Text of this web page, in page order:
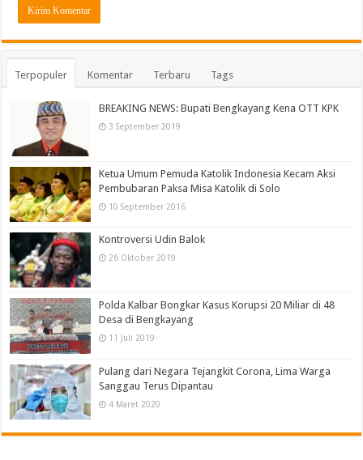
Terpopuler Komentar Terbaru Tags
BREAKING NEWS: Bupati Bengkayang Kena OTT KPK
3 September 2019
Ketua Umum Pemuda Katolik Indonesia Kecam Aksi
Pembubaran Paksa Misa Katolik di Solo
10 September 2016
Kontroversi Udin Balok
26 Oktober 2019
Polda Kalbar Bongkar Kasus Korupsi 20 Miliar di 48
Desa di Bengkayang
11 Juli 2019
Pulang dari Negara Tejangkit Corona, Lima Warga
Sanggau Terus Dipantau
4 Maret 2020